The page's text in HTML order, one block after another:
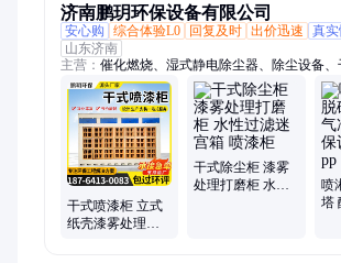
济南鹏玥环保设备有限公司
安心购
综合体验L0 回复及时 出价迅速
真
山东济南
主营： 催化燃烧、湿式静电除尘器、除尘设备、
性炭吸附箱、混动气旋塔、工业烤箱
干式喷漆柜 立式
纸壳漆雾处理柜
干式除尘柜 漆雾
处理打磨柜 水性
喷
塔